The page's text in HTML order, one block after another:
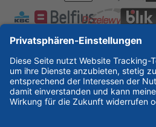
ESSKA International
new new